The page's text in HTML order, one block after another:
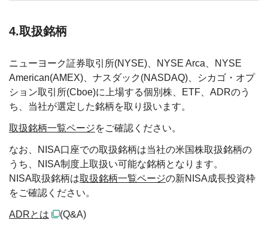
4.取扱銘柄
ニューヨーク証券取引所(NYSE)、NYSE Arca、NYSE
American(AMEX)、ナスダック(NASDAQ)、シカゴ・オプ
ション取引所(Cboe)に上場する個別株、ETF、ADRのう
ち、当社が選定した銘柄を取り扱います。
取扱銘柄一覧ページをご確認ください。
なお、NISA口座での取扱銘柄は当社の米国株取扱銘柄の
うち、NISA制度上取扱い可能な銘柄となります。
NISA取扱銘柄は取扱銘柄一覧ページの新NISA成長投資枠
をご確認ください。
ADRとは (Q&A)